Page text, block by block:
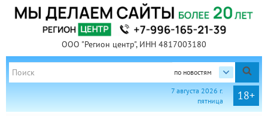
ООО "Регион центр", ИНН 4817003180
по новостям
18+
7 августа 2026 г.
пятница